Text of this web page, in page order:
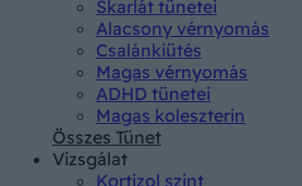
Skarlát tünetei
Alacsony vérnyomás
Csalánkiütés
Magas vérnyomás
ADHD tünetei
Magas koleszterin
Összes Tünet
Vizsgálat
Kortizol szint